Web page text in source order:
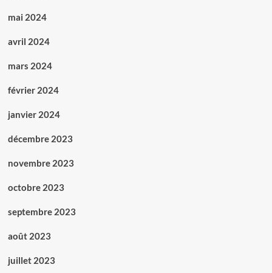
mai 2024
avril 2024
mars 2024
février 2024
janvier 2024
décembre 2023
novembre 2023
octobre 2023
septembre 2023
août 2023
juillet 2023